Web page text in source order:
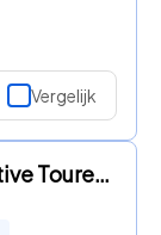
Vergelijk
BMW 2-serie Active Tourer - 216d Corporate Lease Executive Automaat/Trekhaak/Leer.